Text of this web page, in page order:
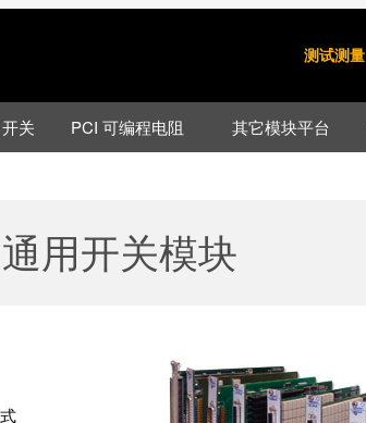
测试测量
关 PCI 可编程电阻 其它模块平台
用开关模块